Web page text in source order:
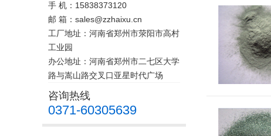
手 机：15838373120
邮 箱：sales@zzhaixu.cn
工厂地址：河南省郑州市荥阳市高村
工业园
办公地址：河南省郑州市二七区大学
路与嵩山路交叉口亚星时代广场
咨询热线
0371-60305639